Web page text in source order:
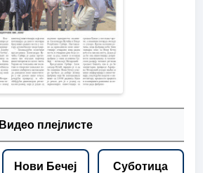
Видео плејлисте
Нови Бечеј Суботица